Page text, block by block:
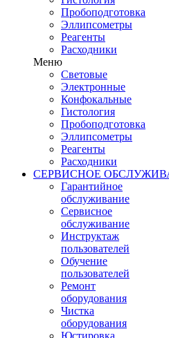
Пробоподготовка
Эллипсометры
Реагенты
Расходники
Меню
Световые
Электронные
Конфокальные
Гистология
Пробоподготовка
Эллипсометры
Реагенты
Расходники
СЕРВИСНОЕ
Гарантийное
обслуживание
Сервисное
обслуживание
Инструктаж
пользователей
Обучение
пользователей
Ремонт
оборудования
Чистка
оборудования
Юстировка